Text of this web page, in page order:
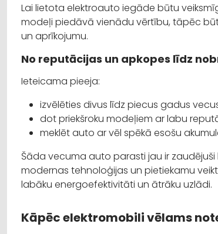
Lai lietota elektroauto iegāde būtu
modeļi piedāvā vienādu vērtību, tāpēc
un aprīkojumu.
No reputācijas un apkopes līdz
Ieteicama pieeja:
izvēlēties divus līdz piecus gadus
dot priekšroku modeļiem ar labu
meklēt auto ar vēl spēkā esošu
Šāda vecuma auto parasti jau ir
modernas tehnoloģijas un pietiekamu
labāku energoefektivitāti un ātrāku uzlādi.
Kāpēc elektromobili vēlams